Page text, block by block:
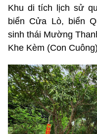
Khu di tích lịch sử
biển Cửa Lò, biển
sinh thái Mường
Khe Kèm (Con